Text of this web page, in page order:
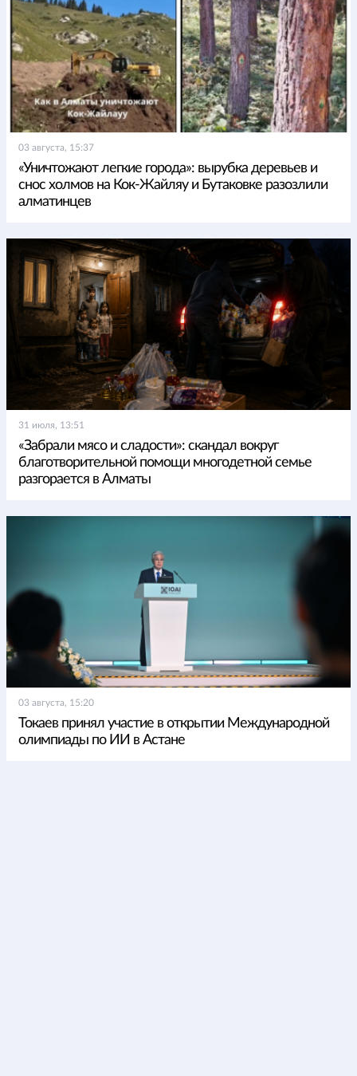
03 августа, 15:37
«Уничтожают легкие города»: вырубка деревьев и
снос холмов на Кок-Жайляу и Бутаковке разозлили
алматинцев
31 июля, 13:51
«Забрали мясо и сладости»: скандал вокруг
благотворительной помощи многодетной семье
разгорается в Алматы
03 августа, 15:20
Токаев принял участие в открытии Международной
олимпиады по ИИ в Астане